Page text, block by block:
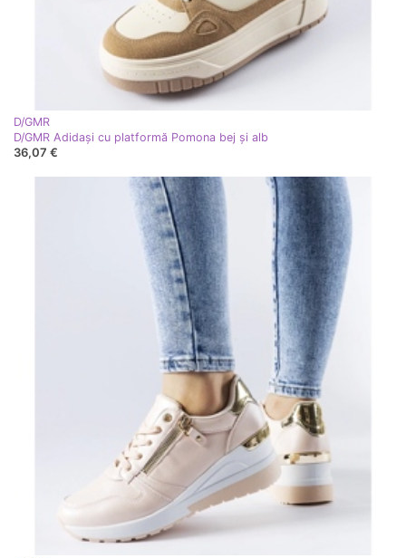
D/GMR
D/GMR Adidași cu platformă Pomona bej și alb
36,07 €